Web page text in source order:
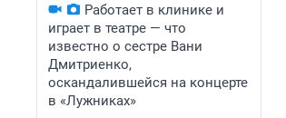
Работает в клинике и
играет в театре — что
известно о сестре Вани
Дмитриенко,
оскандалившейся на концерте
в «Лужниках»